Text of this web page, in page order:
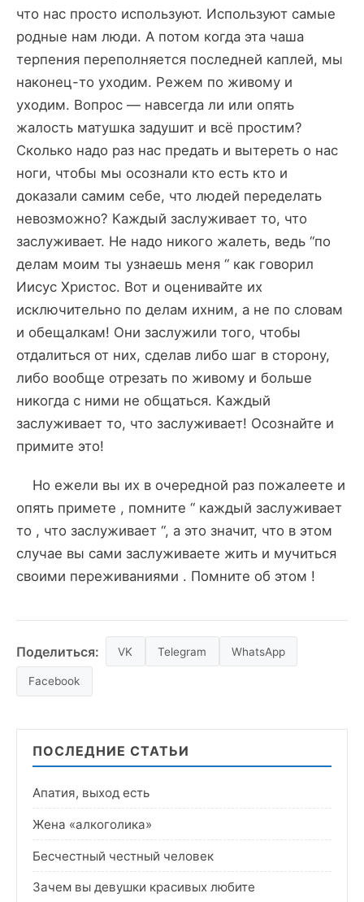
что нас просто используют. Используют самые
родные нам люди. А потом когда эта чаша
терпения переполняется последней каплей, мы
наконец-то уходим. Режем по живому и
уходим. Вопрос — навсегда ли или опять
жалость матушка задушит и всё простим?
Сколько надо раз нас предать и вытереть о нас
ноги, чтобы мы осознали кто есть кто и
доказали самим себе, что людей переделать
невозможно? Каждый заслуживает то, что
заслуживает. Не надо никого жалеть, ведь “по
делам моим ты узнаешь меня “ как говорил
Иисус Христос. Вот и оценивайте их
исключительно по делам ихним, а не по словам
и обещалкам! Они заслужили того, чтобы
отдалиться от них, сделав либо шаг в сторону,
либо вообще отрезать по живому и больше
никогда с ними не общаться. Каждый
заслуживает то, что заслуживает! Осознайте и
примите это!
Но ежели вы их в очередной раз пожалеете и
опять примете , помните “ каждый заслуживает
то , что заслуживает “, а это значит, что в этом
случае вы сами заслуживаете жить и мучиться
своими переживаниями . Помните об этом !
Поделиться: VK Telegram WhatsApp
Facebook
ПОСЛЕДНИЕ СТАТЬИ
Апатия, выход есть
Жена «алкоголика»
Бесчестный честный человек
Зачем вы девушки красивых любите